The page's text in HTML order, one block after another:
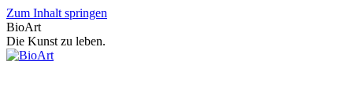
Zum Inhalt springen
BioArt
Die Kunst zu leben.